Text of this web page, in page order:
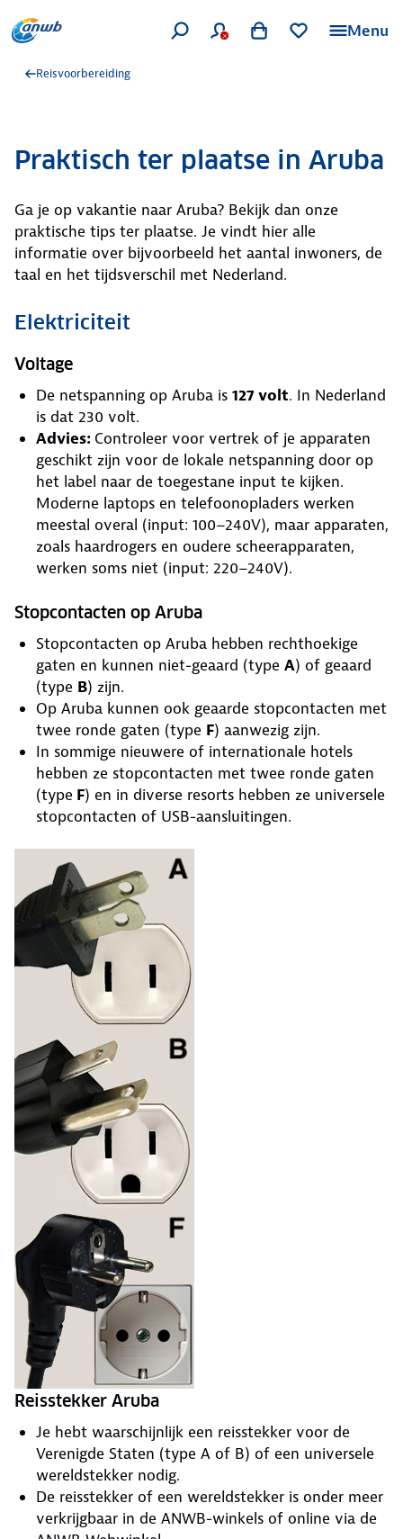
Menu
Reisvoorbereiding
Praktisch ter plaatse in Aruba
Ga je op vakantie naar Aruba? Bekijk dan onze
praktische tips ter plaatse. Je vindt hier alle
informatie over bijvoorbeeld het aantal inwoners, de
taal en het tijdsverschil met Nederland.
Elektriciteit
Voltage
De netspanning op Aruba is 127 volt. In Nederland
is dat 230 volt.
Advies: Controleer voor vertrek of je apparaten
geschikt zijn voor de lokale netspanning door op
het label naar de toegestane input te kijken.
Moderne laptops en telefoonopladers werken
meestal overal (input: 100–240V), maar apparaten,
zoals haardrogers en oudere scheerapparaten,
werken soms niet (input: 220–240V).
Stopcontacten op Aruba
Stopcontacten op Aruba hebben rechthoekige
gaten en kunnen niet-geaard (type A) of geaard
(type B) zijn.
Op Aruba kunnen ook geaarde stopcontacten met
twee ronde gaten (type F) aanwezig zijn.
In sommige nieuwere of internationale hotels
hebben ze stopcontacten met twee ronde gaten
(type F) en in diverse resorts hebben ze universele
stopcontacten of USB-aansluitingen.
Reisstekker Aruba
Je hebt waarschijnlijk een reisstekker voor de
Verenigde Staten (type A of B) of een universele
wereldstekker nodig.
De reisstekker of een wereldstekker is onder meer
verkrijgbaar in de ANWB-winkels of online via de